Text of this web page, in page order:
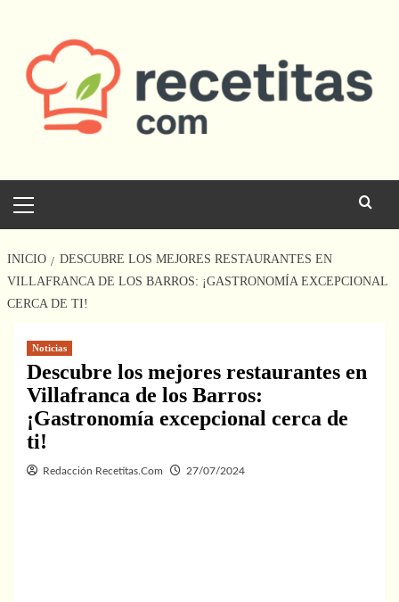
contenido
principal
INICIO
DESCUBRE LOS MEJORES RESTAURANTES EN
VILLAFRANCA DE LOS BARROS: ¡GASTRONOMÍA EXCEPCIONAL
CERCA DE TI!
Noticias
Descubre los mejores restaurantes en
Villafranca de los Barros:
¡Gastronomía excepcional cerca de
ti!
Redacción Recetitas.Com 27/07/2024